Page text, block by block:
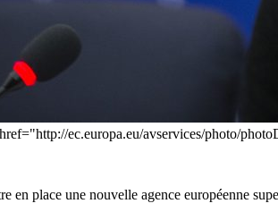
ec.europa.eu/avservices/photo/
en place une nouvelle agence européenne